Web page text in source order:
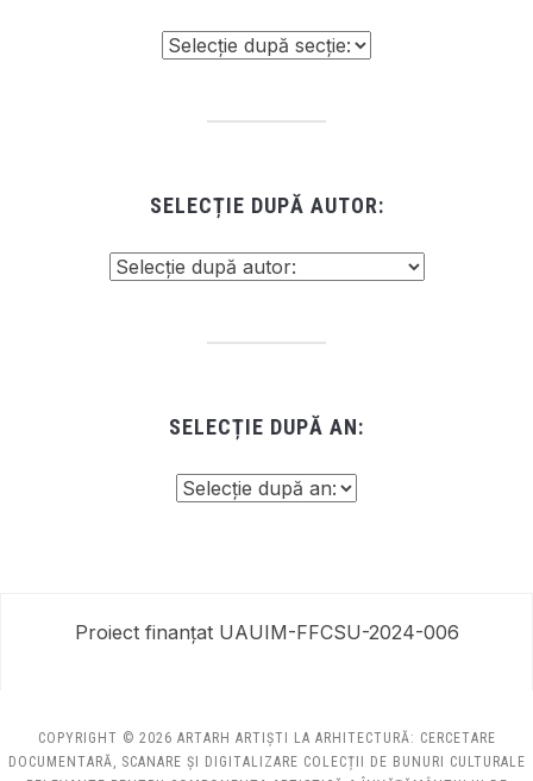
SELECȚIE DUPĂ AUTOR:
SELECȚIE DUPĂ AN:
Proiect finanțat UAUIM-FFCSU-2024-006
COPYRIGHT © 2026 ARTARH ARTIȘTI LA ARHITECTURĂ: CERCETARE
DOCUMENTARĂ, SCANARE ȘI DIGITALIZARE COLECȚII DE BUNURI CULTURALE